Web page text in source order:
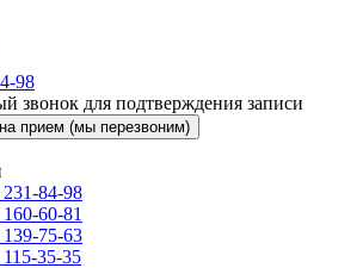
98
звонок для подтверждения записи
прием (мы перезвоним)
84-98
60-81
75-63
35-35